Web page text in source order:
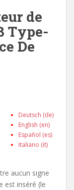
de
Type-
De
Deutsch (de)
English (en)
Español (es)
Italiano (it)
aucun signe
est inséré (le